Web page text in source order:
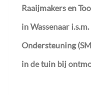
Raaijmakers en
in Wassenaar
Ondersteuning
in de tuin bij